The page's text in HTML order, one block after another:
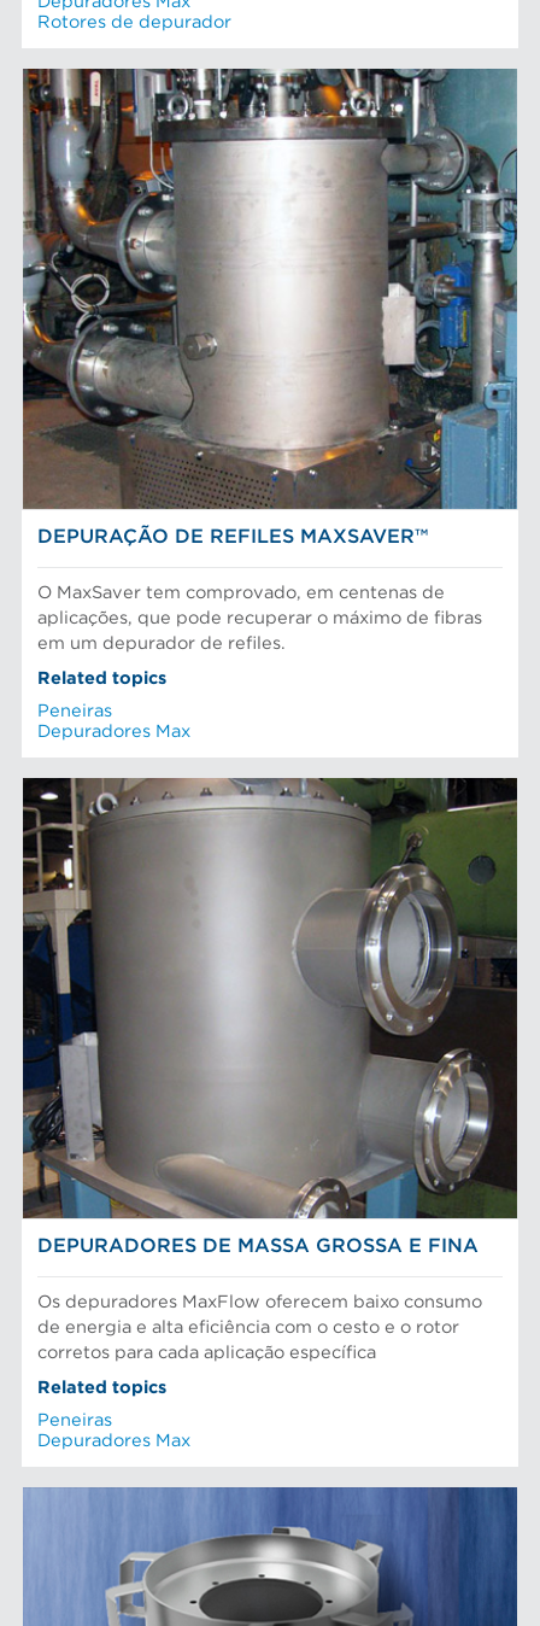
Rotores de depurador
DEPURAÇÃO DE REFILES MAXSAVER™
O MaxSaver tem comprovado, em centenas de
aplicações, que pode recuperar o máximo de fibras
em um depurador de refiles.
Related topics
Peneiras
Depuradores Max
DEPURADORES DE MASSA GROSSA E FINA
Os depuradores MaxFlow oferecem baixo consumo
de energia e alta eficiência com o cesto e o rotor
corretos para cada aplicação específica
Related topics
Peneiras
Depuradores Max